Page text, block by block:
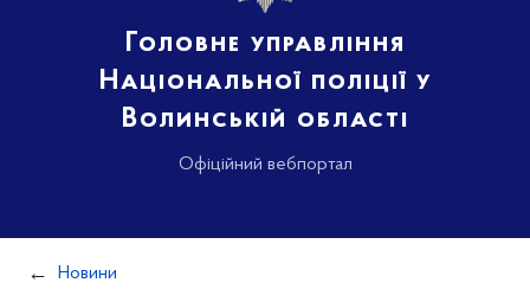
Головне управління
Національної поліції у
Волинській області
Офіційний вебпортал
Новини